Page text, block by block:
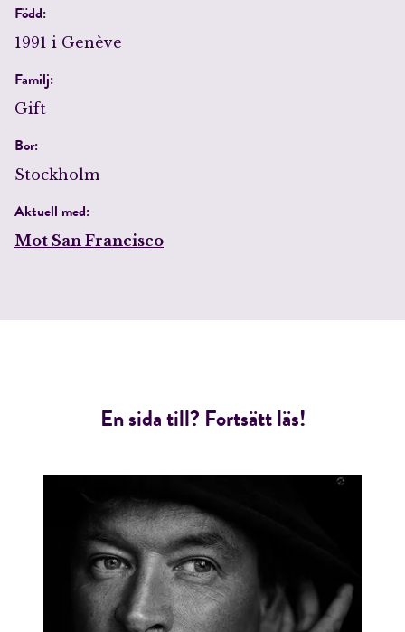
Född:
1991 i Genève
Familj:
Gift
Bor:
Stockholm
Aktuell med:
Mot San Francisco
En sida till? Fortsätt läs!